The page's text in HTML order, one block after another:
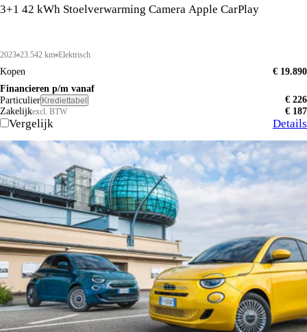
3+1 42 kWh Stoelverwarming Camera Apple CarPlay
2023 23.542 km Elektrisch
Kopen
€ 19.890
Financieren p/m vanaf
Particulier Krediettabel
€ 226
Zakelijkexcl. BTW € 187
Vergelijk Details